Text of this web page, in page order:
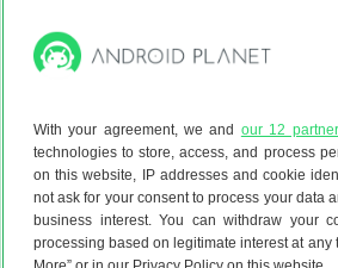
With your agreement, we and our 12
technologies to store, access, and process
on this website, IP addresses and cookie
not ask for your consent to process your data
business interest. You can withdraw your
processing based on legitimate interest at any